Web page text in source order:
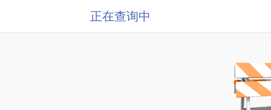
正在查询中